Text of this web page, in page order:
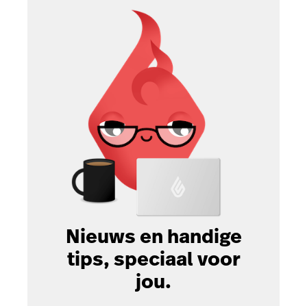
Nieuws en handige
tips, speciaal voor
jou.